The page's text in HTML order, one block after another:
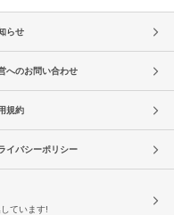
らせ
へのお問い合わせ
規約
イバシーポリシー
ています!